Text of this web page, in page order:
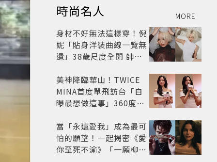
時尚名人 MORE
身材不好無法這樣穿！倪
妮「貼身洋裝曲線一覽無
遺」38歲尺度全開 帥氣
美神降臨華山！TWICE
MINA首度單飛訪台「自
曝最想做這事」360度0
開
當「永遠愛我」成為最可
怕的願望！一起揭密《愛
你至死不渝》「一願柳」